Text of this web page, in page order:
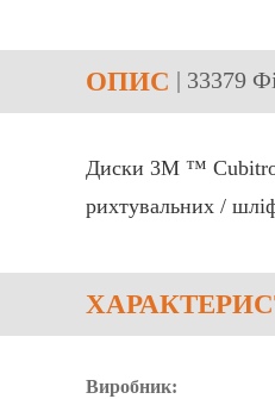
ОПИС | 33379
Диски 3M ™
рихтувальних /
Виробник: